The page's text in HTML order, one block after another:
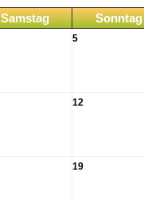
Samstag Sonntag
5
12
19